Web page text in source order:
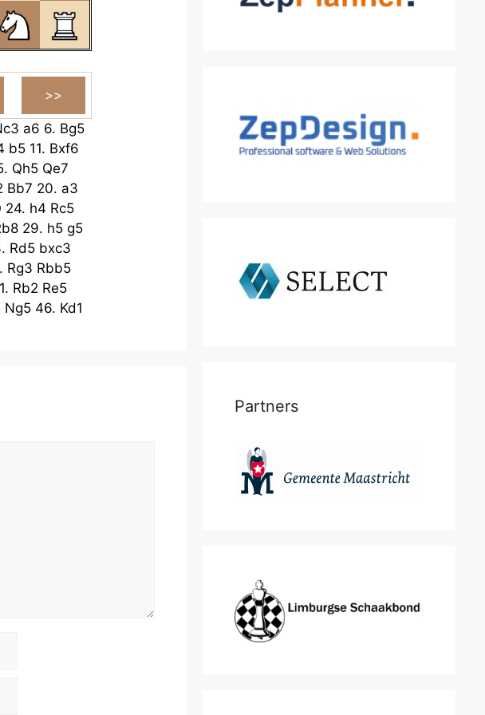
a6 6. Bg5
b5 11. Bxf6
Qh5 Qe7
Bb7 20. a3
24. h4 Rc5
29. h5 g5
Rd5 bxc3
Rg3 Rbb5
Rb2 Re5
Ng5 46. Kd1
Partners